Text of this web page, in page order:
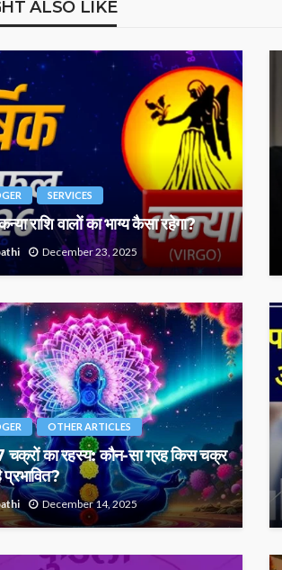
ALSO LIKE
SERVICES
राशि वालों का भाग्य कैसा रहेगा?
December 23, 2025
OTHER ARTICLES
चक्रों का रहस्य: कौन-सा ग्रह किस चक्र
December 14, 2025